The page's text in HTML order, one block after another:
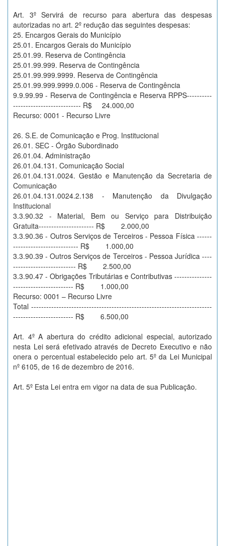
Art. 3º Servirá de recurso para abertura das despesas
autorizadas no art. 2º redução das seguintes despesas:
25. Encargos Gerais do Município
25.01. Encargos Gerais do Município
25.01.99. Reserva de Contingência
25.01.99.999. Reserva de Contingência
25.01.99.999.9999. Reserva de Contingência
25.01.99.999.9999.0.006 - Reserva de Contingência
9.9.99.99 - Reserva de Contingência e Reserva RPPS----------
--------------------------- R$ 24.000,00
Recurso: 0001 - Recurso Livre
26. S.E. de Comunicação e Prog. Institucional
26.01. SEC - Órgão Subordinado
26.01.04. Administração
26.01.04.131. Comunicação Social
26.01.04.131.0024. Gestão e Manutenção da Secretaria de
Comunicação
26.01.04.131.0024.2.138 - Manutenção da Divulgação
Institucional
3.3.90.32 - Material, Bem ou Serviço para Distribuição
Gratuita---------------------- R$ 2.000,00
3.3.90.36 - Outros Serviços de Terceiros - Pessoa Física ------
-------------------------- R$ 1.000,00
3.3.90.39 - Outros Serviços de Terceiros - Pessoa Jurídica ----
------------------------- R$ 2.500,00
3.3.90.47 - Obrigações Tributárias e Contributivas ---------------
------------------------ R$ 1.000,00
Recurso: 0001 – Recurso Livre
Total ------------------------------------------------------------------------
------------------------ R$ 6.500,00
Art. 4º A abertura do crédito adicional especial, autorizado
nesta Lei será efetivado através de Decreto Executivo e não
onera o percentual estabelecido pelo art. 5º da Lei Municipal
nº 6105, de 16 de dezembro de 2016.
Art. 5º Esta Lei entra em vigor na data de sua Publicação.